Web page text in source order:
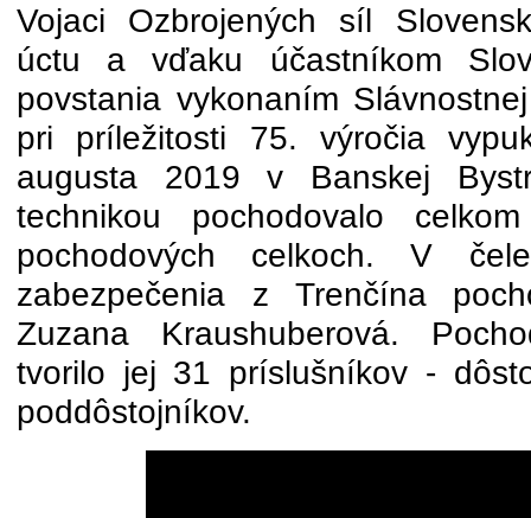
Vojaci Ozbrojených síl
úctu a vďaku účastníkom
povstania vykonaním
pri príležitosti 75. výročia
augusta 2019 v Banskej
technikou pochodovalo
pochodových celkoch. V
zabezpečenia z Trenčína
Zuzana Kraushuberová.
tvorilo jej 31 príslušníkov -
poddôstojníkov.